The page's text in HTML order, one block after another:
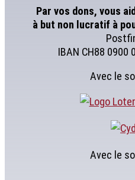
Par vos dons, vous
à but non lucratif à
IBAN CH88 0900
Avec le
Avec le